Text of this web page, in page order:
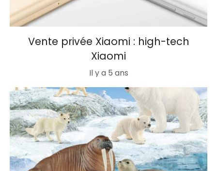
Vente privée Xiaomi : high-tech
Xiaomi
Il y a 5 ans